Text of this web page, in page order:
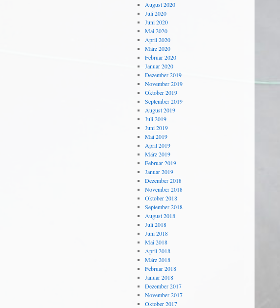
August 2020
Juli 2020
Juni 2020
Mai 2020
April 2020
März 2020
Februar 2020
Januar 2020
Dezember 2019
November 2019
Oktober 2019
September 2019
August 2019
Juli 2019
Juni 2019
Mai 2019
April 2019
März 2019
Februar 2019
Januar 2019
Dezember 2018
November 2018
Oktober 2018
September 2018
August 2018
Juli 2018
Juni 2018
Mai 2018
April 2018
März 2018
Februar 2018
Januar 2018
Dezember 2017
November 2017
Oktober 2017